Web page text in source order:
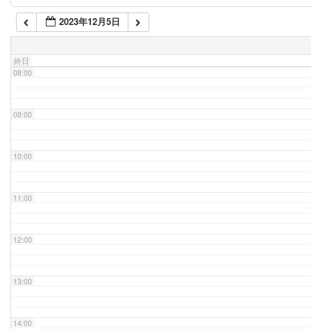
2023年12月5日
終日
07:00
08:00
09:00
10:00
11:00
12:00
13:00
14:00